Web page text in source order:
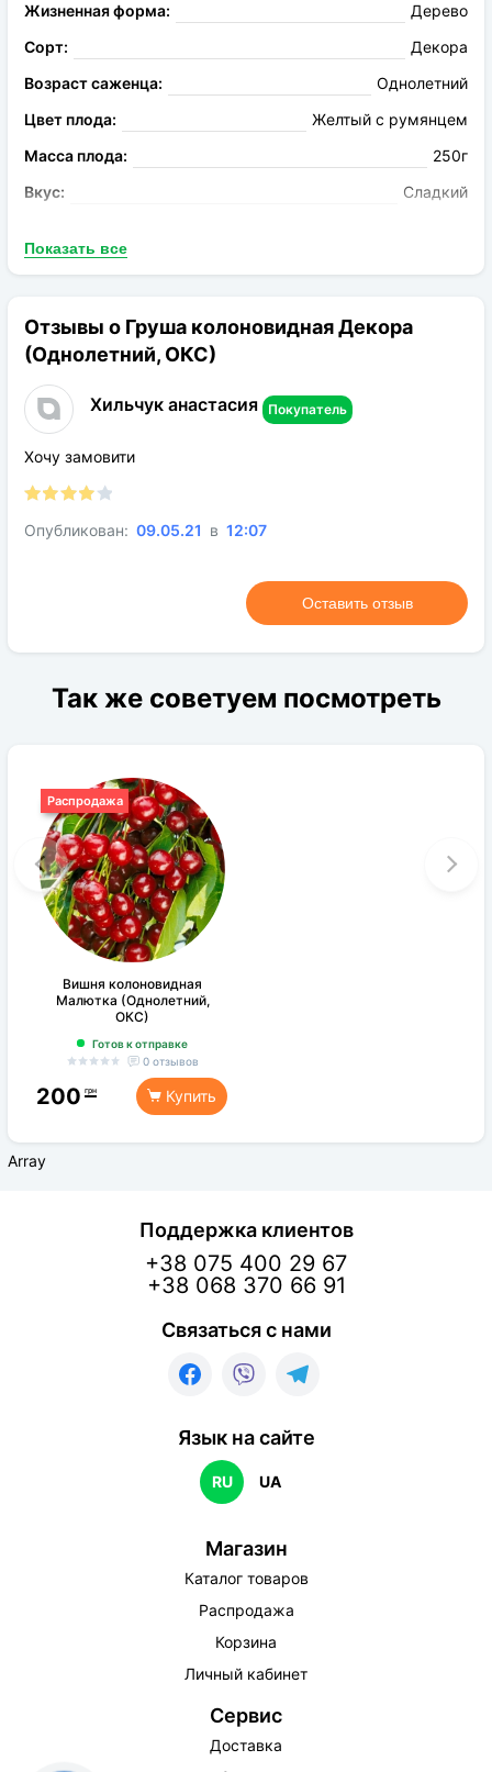
Жизненная форма:
Дерево
Сорт:
Декора
Возраст саженца:
Однолетний
Цвет плода:
Желтый с румянцем
Масса плода:
250г
Вкус:
Сладкий
Опыление:
Род:
Расстояние посадки:
Солнечный свет:
Показать все
Отзывы о Груша колоновидная Декора
(Однолетний, ОКС)
Хильчук анастасия Покупатель
Хочу замовити
Опубликован: 09.05.21 в 12:07
Оставить отзыв
Так же советуем посмотреть
Вишня колоновидная
Малютка (Однолетний,
ОКС)
Готов к отправке
0 отзывов
200 грн Купить
Распродажа
Array
Поддержка клиентов
+38 075 400 29 67
+38 068 370 66 91
Связаться с нами
Язык на сайте
RU UA
Магазин
Каталог товаров
Распродажа
Корзина
Личный кабинет
Сервис
Доставка